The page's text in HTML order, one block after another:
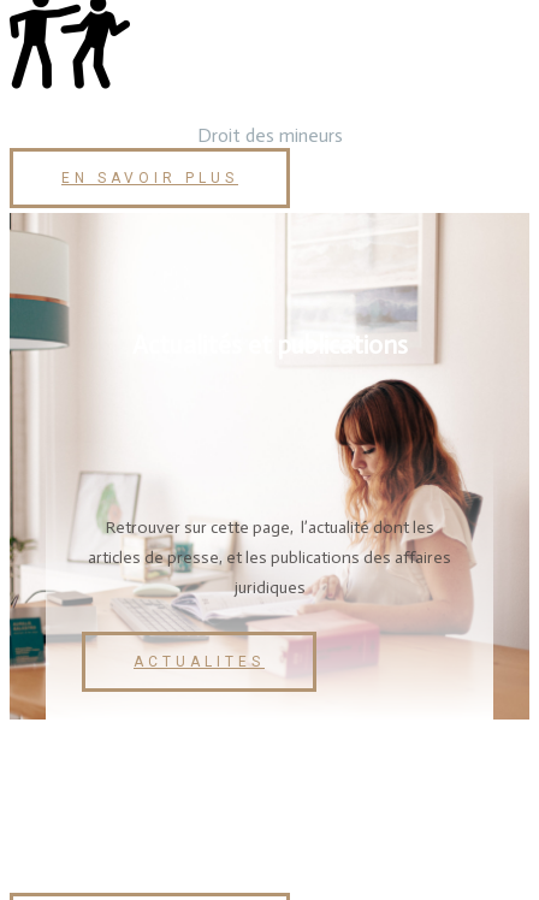
Droit des mineurs
EN SAVOIR PLUS
Actualités et publications
Retrouver sur cette page, l’actualité dont les
articles de presse, et les publications des affaires
juridiques
ACTUALITES